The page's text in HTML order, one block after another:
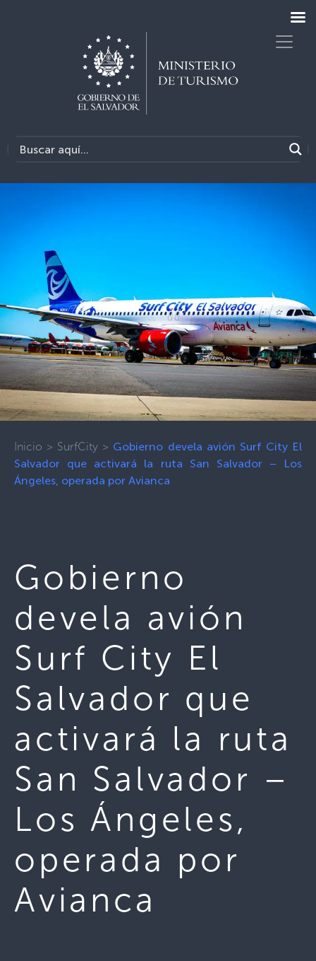
Inicio > SurfCity > Gobierno devela avión Surf City El
Salvador que activará la ruta San Salvador – Los
Ángeles, operada por Avianca
Gobierno
devela avión
Surf City El
Salvador que
activará la ruta
San Salvador –
Los Ángeles,
operada por
Avianca